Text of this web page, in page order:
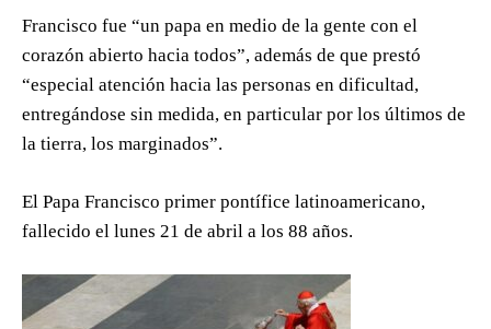
Francisco fue “un papa en medio de la gente con el
corazón abierto hacia todos”, además de que prestó
“especial atención hacia las personas en dificultad,
entregándose sin medida, en particular por los últimos de
la tierra, los marginados”.
El Papa Francisco primer pontífice latinoamericano,
fallecido el lunes 21 de abril a los 88 años.